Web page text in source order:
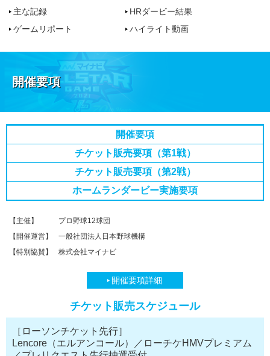
主な記録
HRダービー結果
ゲームリポート
ハイライト動画
開催要項
開催要項
チケット販売要項（第1戦）
チケット販売要項（第2戦）
ホームランダービー実施要項
【主催】
プロ野球12球団
【開催運営】
一般社団法人日本野球機構
【特別協賛】
株式会社マイナビ
開催要項詳細
チケット販売スケジュール
［ローソンチケット先行］
Lencore（エルアンコール）／ローチケHMVプレミアム